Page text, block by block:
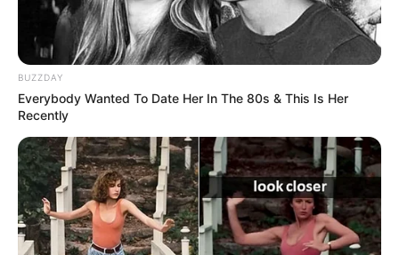
BUZZDAY
Everybody Wanted To Date Her In The 80s & This Is Her
Recently